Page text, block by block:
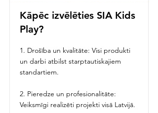
Kāpēc izvēlēties SIA Kids
Play?
1. Drošība un kvalitāte: Visi produkti
un darbi atbilst starptautiskajiem
standartiem.
2. Pieredze un profesionalitāte:
Veiksmīgi realizēti projekti visā Latvijā.